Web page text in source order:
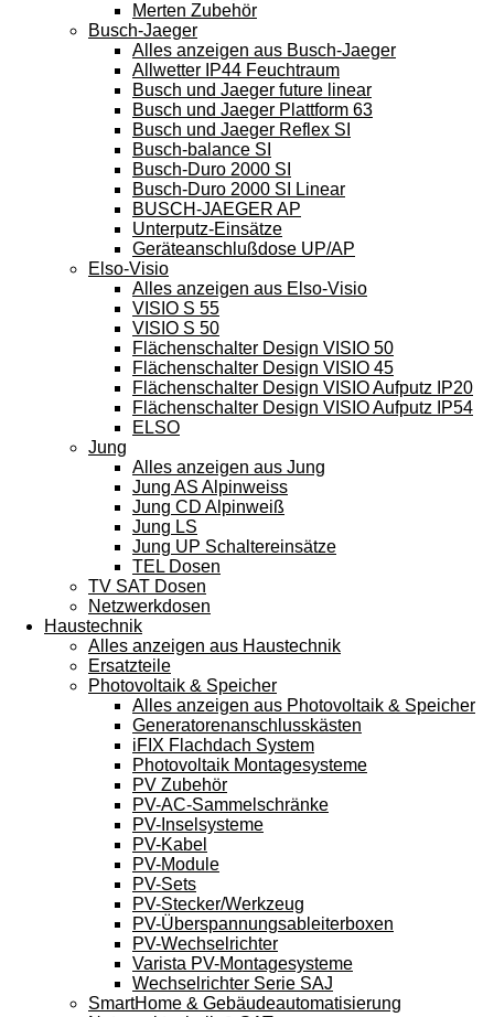
Merten Zubehör
Busch-Jaeger
Alles anzeigen aus Busch-Jaeger
Allwetter IP44 Feuchtraum
Busch und Jaeger future linear
Busch und Jaeger Plattform 63
Busch und Jaeger Reflex SI
Busch-balance SI
Busch-Duro 2000 SI
Busch-Duro 2000 SI Linear
BUSCH-JAEGER AP
Unterputz-Einsätze
Geräteanschlußdose UP/AP
Elso-Visio
Alles anzeigen aus Elso-Visio
VISIO S 55
VISIO S 50
Flächenschalter Design VISIO 50
Flächenschalter Design VISIO 45
Flächenschalter Design VISIO Aufputz IP20
Flächenschalter Design VISIO Aufputz IP54
ELSO
Jung
Alles anzeigen aus Jung
Jung AS Alpinweiss
Jung CD Alpinweiß
Jung LS
Jung UP Schaltereinsätze
TEL Dosen
TV SAT Dosen
Netzwerkdosen
Haustechnik
Alles anzeigen aus Haustechnik
Ersatzteile
Photovoltaik & Speicher
Alles anzeigen aus Photovoltaik & Speicher
Generatorenanschlusskästen
iFIX Flachdach System
Photovoltaik Montagesysteme
PV Zubehör
PV-AC-Sammelschränke
PV-Inselsysteme
PV-Kabel
PV-Module
PV-Sets
PV-Stecker/Werkzeug
PV-Überspannungsableiterboxen
PV-Wechselrichter
Varista PV-Montagesysteme
Wechselrichter Serie SAJ
SmartHome & Gebäudeautomatisierung